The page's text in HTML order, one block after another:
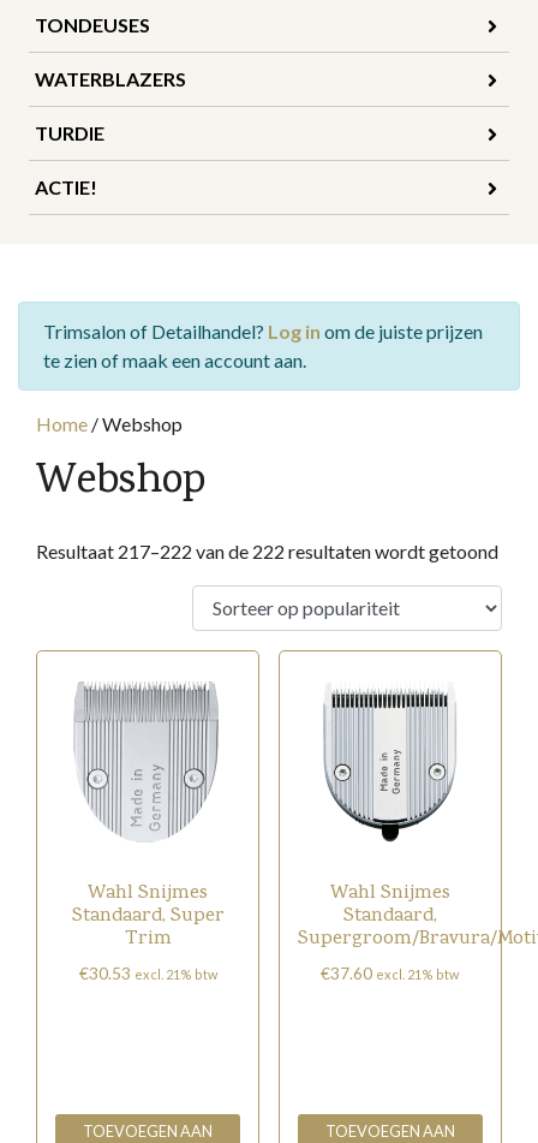
TONDEUSES
WATERBLAZERS
TURDIE
ACTIE!
Trimsalon of Detailhandel? Log in om de juiste prijzen
te zien of maak een account aan.
Home /Webshop
Webshop
Resultaat 217–222 van de 222 resultaten wordt getoond
Wahl Snijmes
Standaard, Super
Trim
€30.53 excl. 21% btw
TOEVOEGEN AAN
Wahl Snijmes
Standaard,
Supergroom/Bravura/
€37.60 excl. 21% btw
TOEVOEGEN AAN